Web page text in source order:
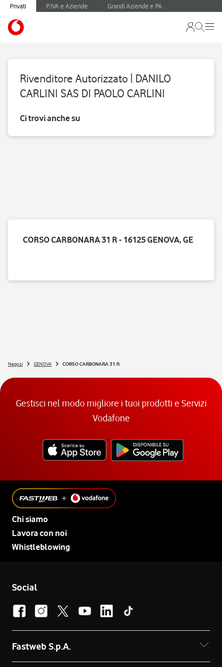
Privati P.IVA e Aziende Grandi Aziende e PA
Rivenditore Autorizzato | DANILO
CARLINI SAS DI PAOLO CARLINI
Ci trovi anche su
CORSO CARBONARA 31 R - 16125 GENOVA, GE
Negozi GENOVA CORSO CARBONARA 31 R
Gestisci nel modo migliore i tuoi prodotti e Servizi
Vodafone
Chi siamo
Lavora con noi
Whistleblowing
Social
Fastweb S.p.A.